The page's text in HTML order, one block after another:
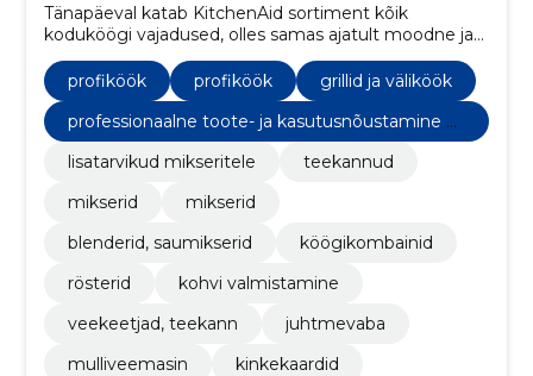
Tänapäeval katab KitchenAid sortiment kõik
koduköögi vajadused, olles samas ajatult moodne ja
profiköök
profiköök
grillid ja väliköök
professionaalne toote- ja kasutusnõustamine ki
tchenaid’i ja dualit’i seadmetele
lisatarvikud mikseritele
teekannud
mikserid
mikserid
blenderid, saumikserid
köögikombainid
rösterid
kohvi valmistamine
veekeetjad, teekann
juhtmevaba
mulliveemasin
kinkekaardid